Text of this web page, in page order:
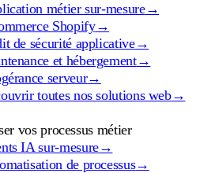
métier sur-mesure→
Shopify→
de sécurité applicative→
et hébergement→
serveur→
toutes nos solutions web→
vos processus métier
IA sur-mesure→
de processus→